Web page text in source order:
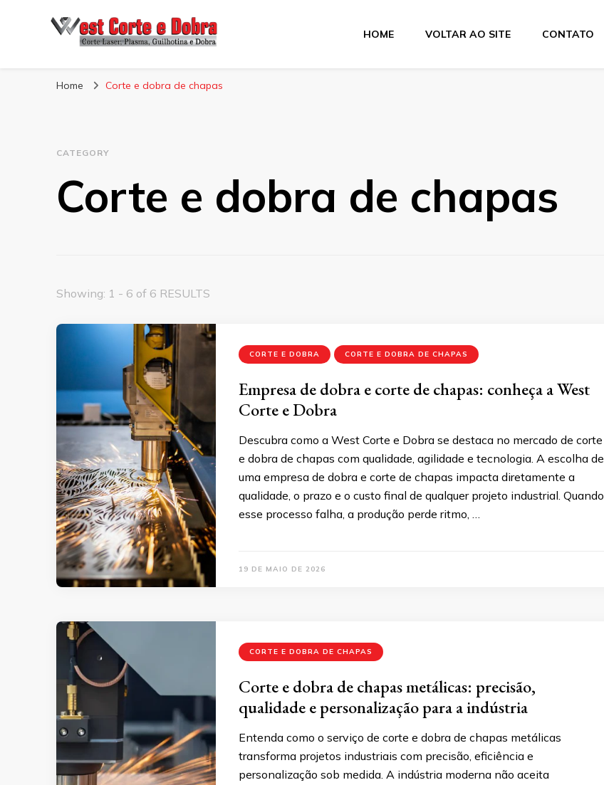
Blog West Corte e Dobra
HOME VOLTAR AO SITE CONTATO
Home Corte e dobra de chapas
CATEGORY
Corte e dobra de chapas
Showing: 1 - 6 of 6 RESULTS
CORTE E DOBRA CORTE E DOBRA DE CHAPAS
Empresa de dobra e corte de chapas: conheça a West
Corte e Dobra
Descubra como a West Corte e Dobra se destaca no mercado de corte
e dobra de chapas com qualidade, agilidade e tecnologia. A escolha de
uma empresa de dobra e corte de chapas impacta diretamente a
qualidade, o prazo e o custo final de qualquer projeto industrial. Quando
esse processo falha, a produção perde ritmo, …
19 DE MAIO DE 2026
CORTE E DOBRA DE CHAPAS
Corte e dobra de chapas metálicas: precisão,
qualidade e personalização para a indústria
Entenda como o serviço de corte e dobra de chapas metálicas
transforma projetos industriais com precisão, eficiência e
personalização sob medida. A indústria moderna não aceita